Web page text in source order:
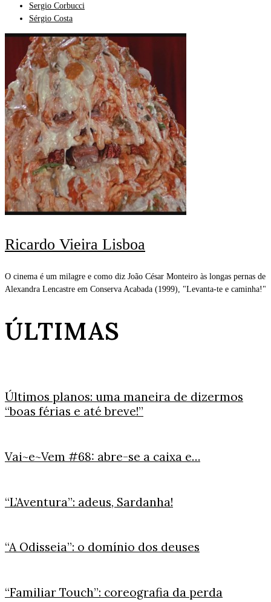
Sergio Corbucci
Sérgio Costa
Ricardo Vieira Lisboa
O cinema é um milagre e como diz João César Monteiro às longas pernas de
Alexandra Lencastre em Conserva Acabada (1999), "Levanta-te e caminha!"
ÚLTIMAS
Últimos planos: uma maneira de dizermos
“boas férias e até breve!”
Vai~e~Vem #68: abre-se a caixa e…
“L’Aventura”: adeus, Sardanha!
“A Odisseia”: o domínio dos deuses
“Familiar Touch”: coreografia da perda